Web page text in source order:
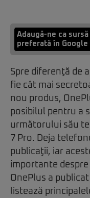
Adaugă-ne ca sursă
preferată în Google
Spre diferenţă de
fie cât mai
nou produs,
posibilul pentru a
următorului său
7 Pro. Deja
publicaţii, iar
importante despre
OnePlus a
listează